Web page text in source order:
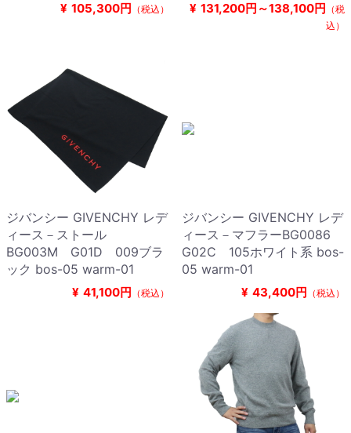
¥ 105,300円 （税込） ¥ 131,200円～138,100円 （税
込）
ジバンシー GIVENCHY レデ
ィース－ストール
BG003M G01D 009ブラ
ック bos-05 warm-01
¥ 41,100円 （税込）
ジバンシー GIVENCHY レデ
ィース－マフラーBG0086
G02C 105ホワイト系 bos-
05 warm-01
¥ 43,400円 （税込）